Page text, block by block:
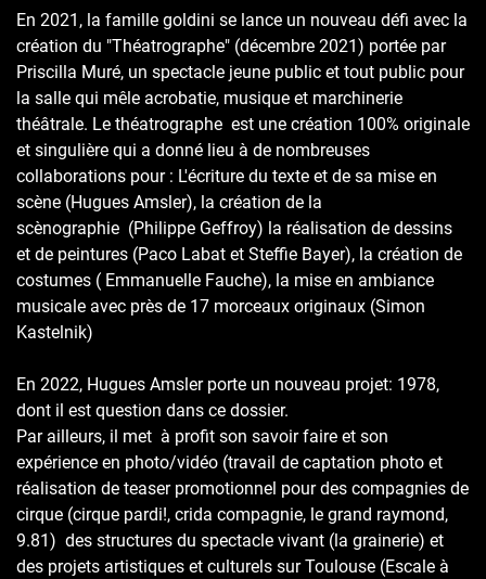
En 2021, la famille goldini se lance un nouveau défi avec la
création du "Théatrographe" (décembre 2021) portée par
Priscilla Muré, un spectacle jeune public et tout public pour
la salle qui mêle acrobatie, musique et marchinerie
théâtrale. Le théatrographe est une création 100% originale
et singulière qui a donné lieu à de nombreuses
collaborations pour : L'écriture du texte et de sa mise en
scène (Hugues Amsler), la création de la
scènographie (Philippe Geffroy) la réalisation de dessins
et de peintures (Paco Labat et Steffie Bayer), la création de
costumes ( Emmanuelle Fauche), la mise en ambiance
musicale avec près de 17 morceaux originaux (Simon
Kastelnik)
En 2022, Hugues Amsler porte un nouveau projet: 1978,
dont il est question dans ce dossier.
Par ailleurs, il met à profit son savoir faire et son
expérience en photo/vidéo (travail de captation photo et
réalisation de teaser promotionnel pour des compagnies de
cirque (cirque pardi!, crida compagnie, le grand raymond,
9.81) des structures du spectacle vivant (la grainerie) et
des projets artistiques et culturels sur Toulouse (Escale à